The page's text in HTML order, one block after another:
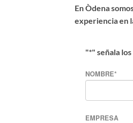
En Òdena
experiencia en
"*" señala
NOMBRE*
EMPRESA